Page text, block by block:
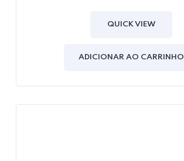
of
QUICK VIEW
ADICIONAR AO CARRINHO